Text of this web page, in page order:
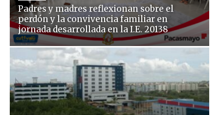
Padres y madres reflexionan sobre el
perdón y la convivencia familiar en
jornada desarrollada en la I.E. 20138